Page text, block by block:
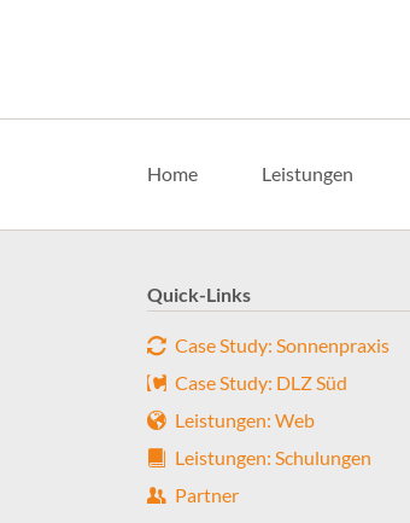
Home Leistungen
Quick-Links
Case Study: Sonnenpraxis
Case Study: DLZ Süd
Leistungen: Web
Leistungen: Schulungen
Partner